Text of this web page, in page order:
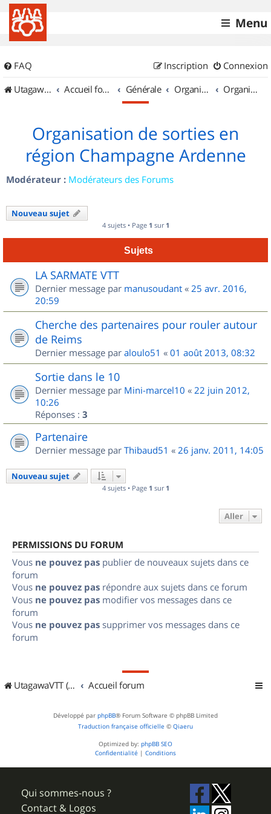
Menu
FAQ Connexion
Inscription
UtagawaVTT (Randos VTT et VTTAE avec traces GPS)
Accueil forum Générale Organisation de sorties & Recherche de partenaires Organisation de sorties en région Champagne Ardenne
Organisation de sorties en
région Champagne Ardenne
Modérateur : Modérateurs des Forums
Nouveau sujet
4 sujets • Page 1 sur 1
Sujets
LA SARMATE VTT
Dernier message par manusoudant « 25 avr. 2016,
20:59
Cherche des partenaires pour rouler autour
de Reims
Dernier message par aloulo51 « 01 août 2013, 08:32
Sortie dans le 10
Dernier message par Mini-marcel10 « 22 juin 2012,
10:26
Réponses : 3
Partenaire
Dernier message par Thibaud51 « 26 janv. 2011, 14:05
Nouveau sujet
4 sujets • Page 1 sur 1
Aller
PERMISSIONS DU FORUM
Vous ne pouvez pas publier de nouveaux sujets dans ce
forum
Vous ne pouvez pas répondre aux sujets dans ce forum
Vous ne pouvez pas modifier vos messages dans ce
forum
Vous ne pouvez pas supprimer vos messages dans ce
forum
UtagawaVTT (Randos VTT et VTTAE avec traces GPS) Accueil forum
Développé par phpBB® Forum Software © phpBB Limited
Traduction française officielle © Qiaeru
Optimized by: phpBB SEO
Confidentialité | Conditions
Qui sommes-nous ?
Contact & Logos